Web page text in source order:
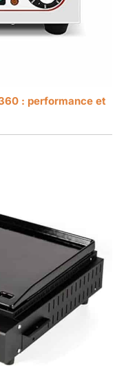
: performance et